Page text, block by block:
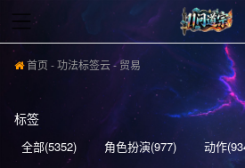
首页-功法标签云- 贸易
标签
全部(5352) 角色扮演(977) 动作